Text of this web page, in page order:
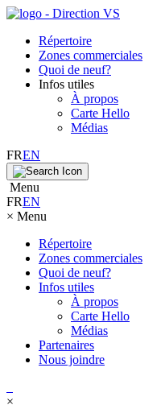
Répertoire
Zones commerciales
Quoi de neuf?
Infos utiles
À propos
Carte Hello
Médias
FREN
Menu
FREN
× Menu
Répertoire
Zones commerciales
Quoi de neuf?
Infos utiles
À propos
Carte Hello
Médias
Partenaires
Nous joindre
×